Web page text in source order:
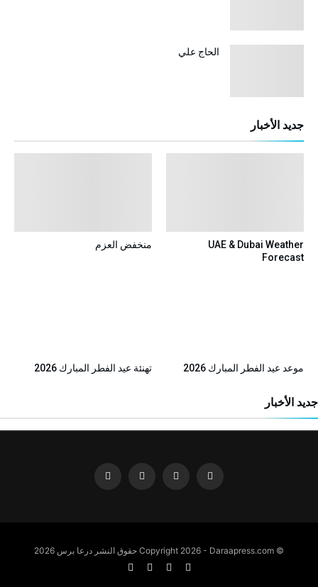
الحاج علي
جديد الأخبار
منخفض العزم
UAE & Dubai Weather
Forecast
تهنئة عيد الفطر المبارك 2026 موعد عيد الفطر المبارك 2026
جديد الأخبار
© Copyright 2026 - Daraapress.com حقوق النشر درعا برس 2026